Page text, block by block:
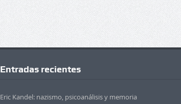
Entradas recientes
Eric Kandel: nazismo, psicoanálisis y memoria